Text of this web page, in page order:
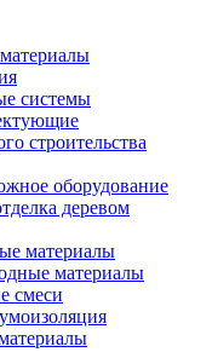
системы
строительства
оборудование
деревом
материалы
материалы
смеси